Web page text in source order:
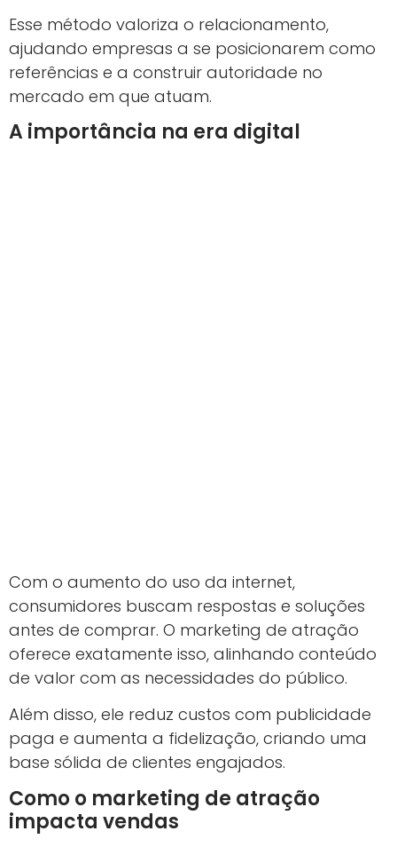
Esse método valoriza o relacionamento,
ajudando empresas a se posicionarem como
referências e a construir autoridade no
mercado em que atuam.
A importância na era digital
Com o aumento do uso da internet,
consumidores buscam respostas e soluções
antes de comprar. O marketing de atração
oferece exatamente isso, alinhando conteúdo
de valor com as necessidades do público.
Além disso, ele reduz custos com publicidade
paga e aumenta a fidelização, criando uma
base sólida de clientes engajados.
Como o marketing de atração
impacta vendas